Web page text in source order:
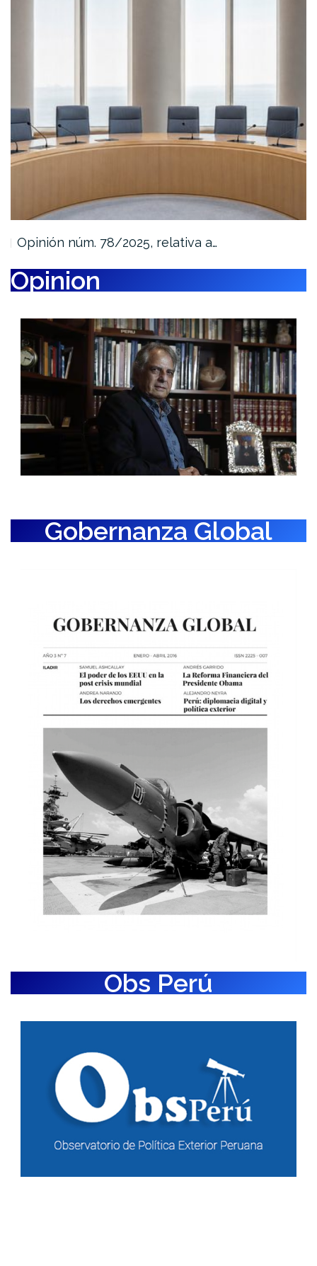
Opinión núm. 78/2025, relativa a…
Opinion
Gobernanza Global
Obs Perú